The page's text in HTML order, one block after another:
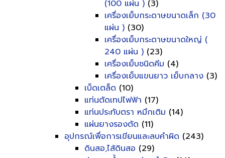
(100 แผ่น ) (3)
เครื่องเย็บกระดาษขนาดเล็ก (30
แผ่น ) (30)
เครื่องเย็บกระดาษขนาดใหญ่ (
240 แผ่น ) (23)
เครื่องเย็บชนิดคีม (4)
เครื่องเย็บแขนยาว เย็บกลาง (3)
เบ็ดเตล็ด (10)
แท่นตัดเทปไฟฟ้า (17)
แท่นประทับตรา หมึกเติม (14)
แผ่นยางรองตัด (11)
อุปกรณ์เพื่อการเขียนและลบคำผิด (243)
ดินสอ,ไส้ดินสอ (29)